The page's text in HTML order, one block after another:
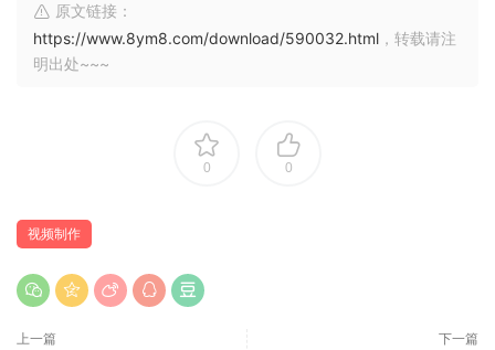
原文链接：
https://www.8ym8.com/download/590032.html ，转载请注
明出处~~~
0 0
视频制作
上一篇 下一篇